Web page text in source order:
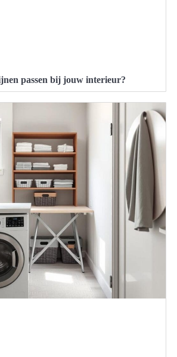
passen bij jouw interieur?